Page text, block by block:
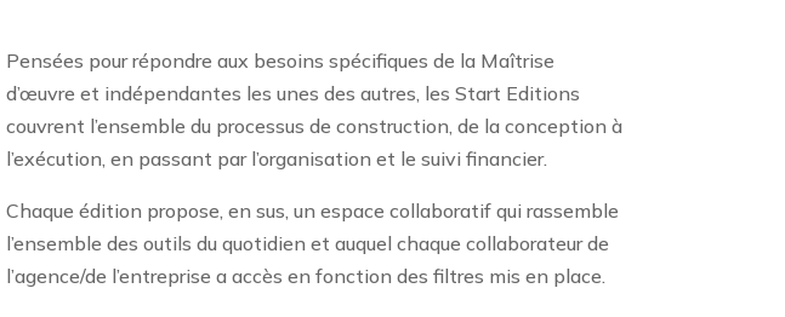
Pensées pour répondre aux besoins spécifiques de la Maîtrise
d’œuvre et indépendantes les unes des autres, les Start Editions
couvrent l’ensemble du processus de construction, de la conception à
l’exécution, en passant par l’organisation et le suivi financier.
Chaque édition propose, en sus, un espace collaboratif qui rassemble
l’ensemble des outils du quotidien et auquel chaque collaborateur de
l’agence/de l’entreprise a accès en fonction des filtres mis en place.